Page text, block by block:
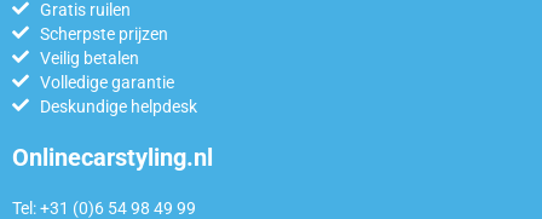
Gratis ruilen
Scherpste prijzen
Veilig betalen
Volledige garantie
Deskundige helpdesk
Onlinecarstyling.nl
Tel: +31 (0)6 54 98 49 99